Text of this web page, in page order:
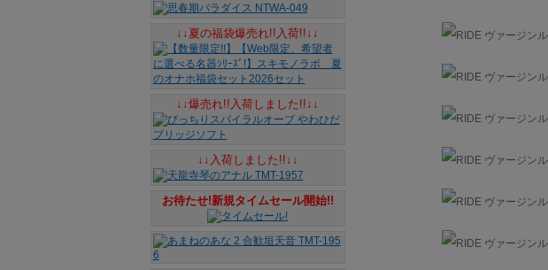
↓↓夏の福袋爆売れ!!入荷!!↓↓
↓↓爆売れ!!入荷しました!!↓↓
↓↓入荷しました!!↓↓
お待たせ!新規タイムセール開始!!